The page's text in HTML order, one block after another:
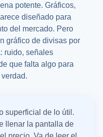
potente. Gráficos,
diseñado para
del mercado. Pero
gráfico de divisas por
ruido, señales
que falta algo para
superficial de lo útil.
llenar la pantalla de